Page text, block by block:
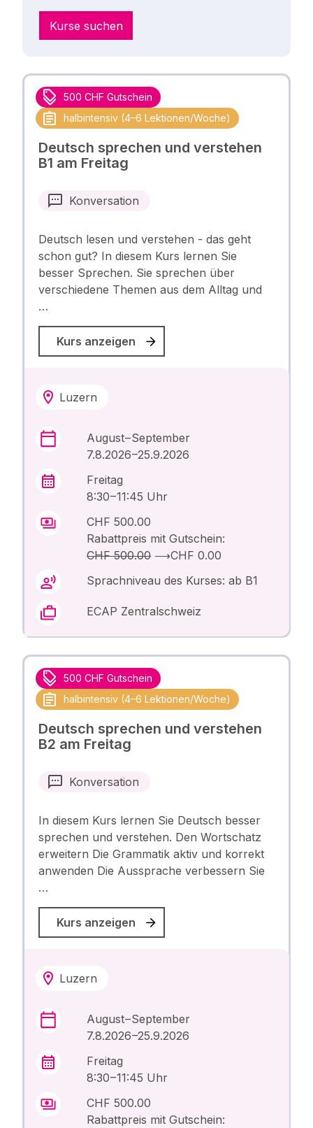
Kurse suchen
500 CHF Gutschein
halbintensiv (4–6 Lektionen/Woche)
Deutsch sprechen und verstehen
B1 am Freitag
Konversation
Deutsch lesen und verstehen - das geht
schon gut? In diesem Kurs lernen Sie
besser Sprechen. Sie sprechen über
verschiedene Themen aus dem Alltag und
…
Kurs anzeigen
Luzern
August – September
7.8.2026 –25.9.2026
Freitag
8:30 – 11:45 Uhr
CHF 500.00
Rabattpreis mit Gutschein:
CHF 500.00⟶CHF 0.00
Sprachniveau des Kurses: ab B1
ECAP Zentralschweiz
500 CHF Gutschein
halbintensiv (4–6 Lektionen/Woche)
Deutsch sprechen und verstehen
B2 am Freitag
Konversation
In diesem Kurs lernen Sie Deutsch besser
sprechen und verstehen. Den Wortschatz
erweitern Die Grammatik aktiv und korrekt
anwenden Die Aussprache verbessern Sie
…
Kurs anzeigen
Luzern
August – September
7.8.2026 –25.9.2026
Freitag
8:30 – 11:45 Uhr
CHF 500.00
Rabattpreis mit Gutschein: